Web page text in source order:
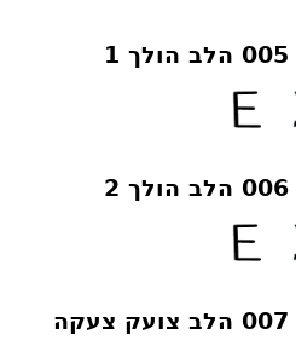
דע את ליבך 007 הלב צועק צעקה